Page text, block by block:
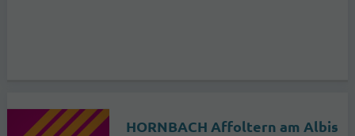
HORNBACH Affoltern am Albis